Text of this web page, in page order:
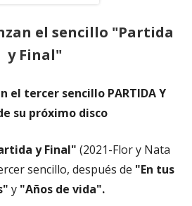
el sencillo "Partida
y Final"
el tercer sencillo PARTIDA Y
su próximo disco
y Final" (2021-Flor y Nata
sencillo, después de "En tus
y "Años de vida".